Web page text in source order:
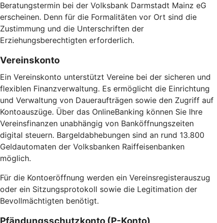
Beratungstermin bei der Volksbank Darmstadt Mainz eG
erscheinen. Denn für die Formalitäten vor Ort sind die
Zustimmung und die Unterschriften der
Erziehungsberechtigten erforderlich.
Vereinskonto
Ein Vereinskonto unterstützt Vereine bei der sicheren und
flexiblen Finanzverwaltung. Es ermöglicht die Einrichtung
und Verwaltung von Daueraufträgen sowie den Zugriff auf
Kontoauszüge. Über das OnlineBanking können Sie Ihre
Vereinsfinanzen unabhängig von Banköffnungszeiten
digital steuern. Bargeldabhebungen sind an rund 13.800
Geldautomaten der Volksbanken Raiffeisenbanken
möglich.
Für die Kontoeröffnung werden ein Vereinsregisterauszug
oder ein Sitzungsprotokoll sowie die Legitimation der
Bevollmächtigten benötigt.